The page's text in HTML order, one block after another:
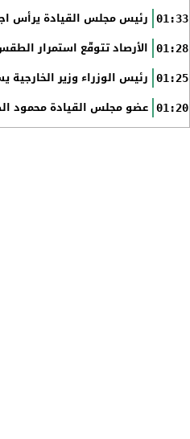
01:33 رئيس مجلس القيادة يرأس
01:28 الأرصاد تتوقّع استمرار
01:25 رئيس الوزراء وزير الخارجية
01:20 عضو مجلس القيادة محمود